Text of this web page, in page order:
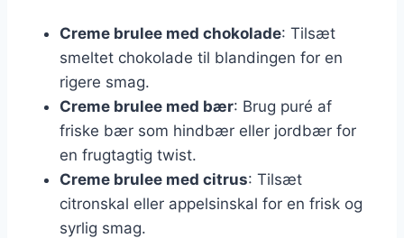
Creme brulee med chokolade: Tilsæt
smeltet chokolade til blandingen for en
rigere smag.
Creme brulee med bær: Brug puré af
friske bær som hindbær eller jordbær for
en frugtagtig twist.
Creme brulee med citrus: Tilsæt
citronskal eller appelsinskal for en frisk og
syrlig smag.